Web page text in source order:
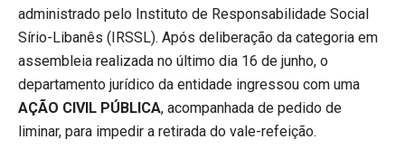
administrado pelo Instituto de Responsabilidade Social
Sírio-Libanês (IRSSL). Após deliberação da categoria em
assembleia realizada no último dia 16 de junho, o
departamento jurídico da entidade ingressou com uma
AÇÃO CIVIL PÚBLICA, acompanhada de pedido de
liminar, para impedir a retirada do vale-refeição.